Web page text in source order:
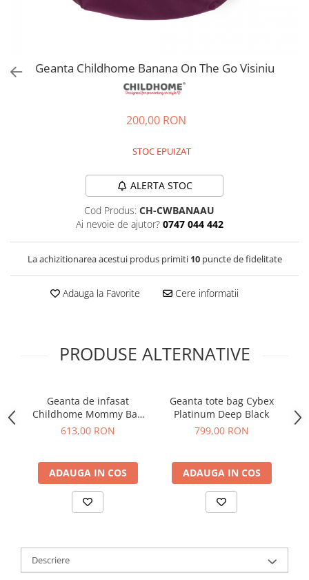
Jucarii electronice
Geanta Childhome Banana On The Go Visiniu
200,00 RON
STOC EPUIZAT
ALERTA STOC
Cod Produs: CH-CWBANAAU
Ai nevoie de ajutor? 0747 044 442
La achizitionarea acestui produs primiti 10puncte de fidelitate
Adauga la Favorite Cere informatii
PRODUSE ALTERNATIVE
Geanta de infasat
Childhome Mommy Bag
Teddy
613,00 RON
ADAUGA IN COS
Geanta tote bag Cybex
Platinum Deep Black
799,00 RON
ADAUGA IN COS
Descriere